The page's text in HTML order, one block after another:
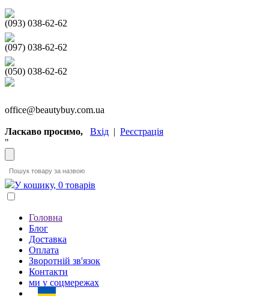
(093) 038-62-62
(097) 038-62-62
(050) 038-62-62
office@beautybuy.com.ua
Ласкаво просимо, Вхід | Реєстрація
"
У кошику, 0 товарів
Головна
Блог
Доставка
Оплата
Зворотній зв'язок
Контакти
ми у соцмережах